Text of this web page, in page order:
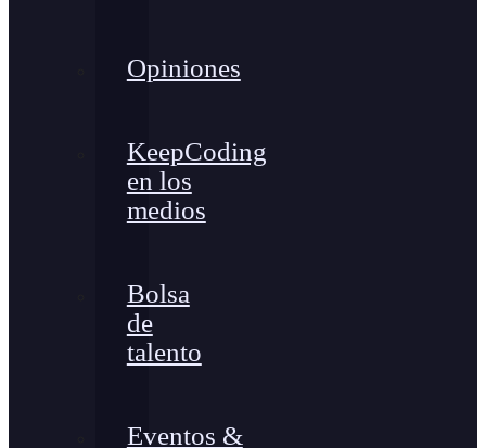
Opiniones
KeepCoding
en los
medios
Bolsa
de
talento
Eventos &